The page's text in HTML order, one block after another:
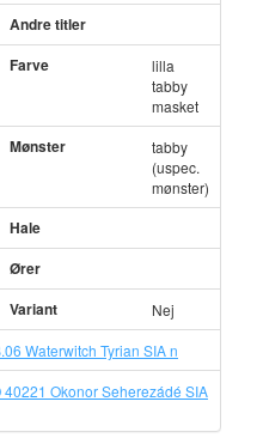
Andre titler
Farve
lilla
tabby
masket
Mønster
tabby
(uspec.
mønster)
Hale
Ører
Variant Nej
Waterwitch Tyrian SIA n
40221 Okonor Seherezádé SIA